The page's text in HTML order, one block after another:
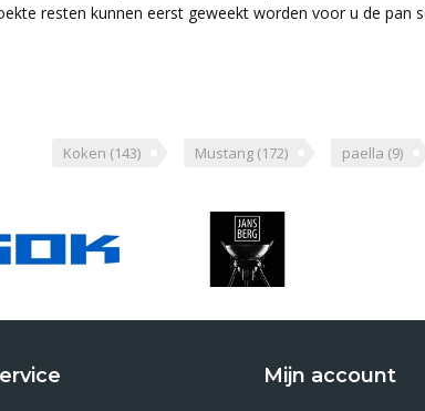
resten kunnen eerst geweekt worden voor u de
Koken (143) Mustang (172) paella (9)
Mijn account